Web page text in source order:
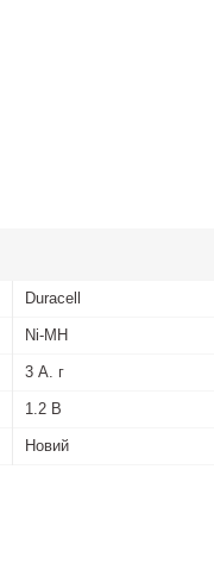
Duracell
Ni-MH
3 А. г
1.2 В
Новий